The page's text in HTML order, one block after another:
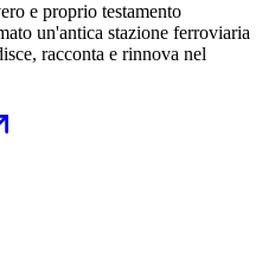
e proprio testamento
un'antica stazione ferroviaria
racconta e rinnova nel